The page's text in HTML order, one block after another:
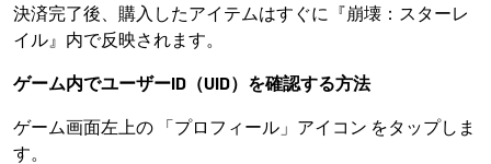
決済完了後、購入したアイテムはすぐに『崩壊：スターレ
イル』内で反映されます。
ゲーム内でユーザーID（UID）を確認する方法
ゲーム画面左上の 「プロフィール」アイコン をタップしま
す。